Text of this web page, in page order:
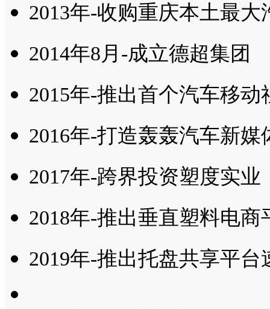
2013年-收购重庆本土最
2014年8月-成立德超集团
2015年-推出首个汽车移动
2016年-打造轰轰汽车新媒
2017年-跨界投资塑度实业
2018年-推出垂直塑料电商
2019年-推出托盘共享平台